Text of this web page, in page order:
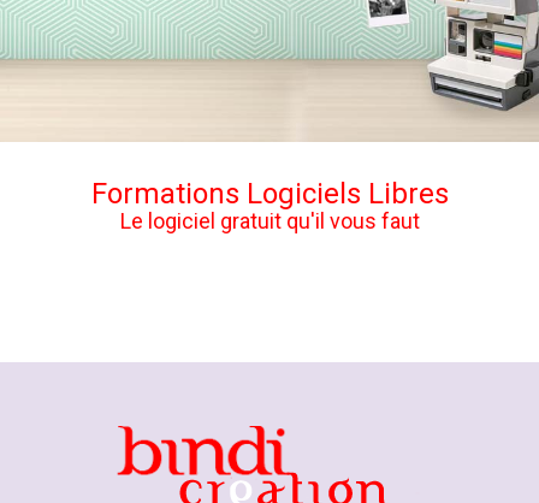
Formations Logiciels Libres
Le logiciel gratuit qu'il vous faut